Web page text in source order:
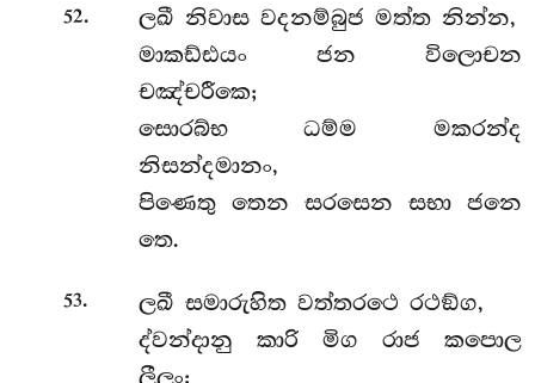
52.
ලඛී නිවාස වදනම්බුජ මත්ත නින්න,
මාකඩ්ඪයං ජන විලොචන
චඤ්චරීකෙ;
සොරබ්භ ධම්ම මකරන්ද
නිසන්දමානං,
පිණෙතු තෙන සරසෙන සභා ජනෙ
තෙ.
53.
ලඛී සමාරුහිත වත්තරථෙ රථඞ්ග,
ද්වන්දානු කාරි මිග රාජ කපොල
ලීලං;